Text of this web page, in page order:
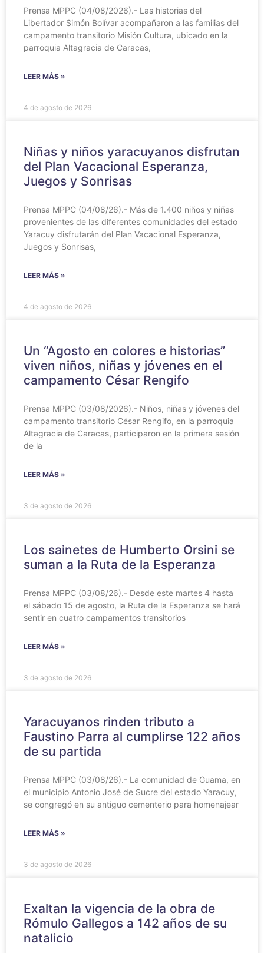
Prensa MPPC (04/08/2026).- Las historias del
Libertador Simón Bolívar acompañaron a las familias del
campamento transitorio Misión Cultura, ubicado en la
parroquia Altagracia de Caracas,
LEER MÁS »
4 de agosto de 2026
Niñas y niños yaracuyanos disfrutan
del Plan Vacacional Esperanza,
Juegos y Sonrisas
Prensa MPPC (04/08/26).- Más de 1.400 niños y niñas
provenientes de las diferentes comunidades del estado
Yaracuy disfrutarán del Plan Vacacional Esperanza,
Juegos y Sonrisas,
LEER MÁS »
4 de agosto de 2026
Un “Agosto en colores e historias”
viven niños, niñas y jóvenes en el
campamento César Rengifo
Prensa MPPC (03/08/2026).- Niños, niñas y jóvenes del
campamento transitorio César Rengifo, en la parroquia
Altagracia de Caracas, participaron en la primera sesión
de la
LEER MÁS »
3 de agosto de 2026
Los sainetes de Humberto Orsini se
suman a la Ruta de la Esperanza
Prensa MPPC (03/08/26).- Desde este martes 4 hasta
el sábado 15 de agosto, la Ruta de la Esperanza se hará
sentir en cuatro campamentos transitorios
LEER MÁS »
3 de agosto de 2026
Yaracuyanos rinden tributo a
Faustino Parra al cumplirse 122 años
de su partida
Prensa MPPC (03/08/26).- La comunidad de Guama, en
el municipio Antonio José de Sucre del estado Yaracuy,
se congregó en su antiguo cementerio para homenajear
LEER MÁS »
3 de agosto de 2026
Exaltan la vigencia de la obra de
Rómulo Gallegos a 142 años de su
natalicio